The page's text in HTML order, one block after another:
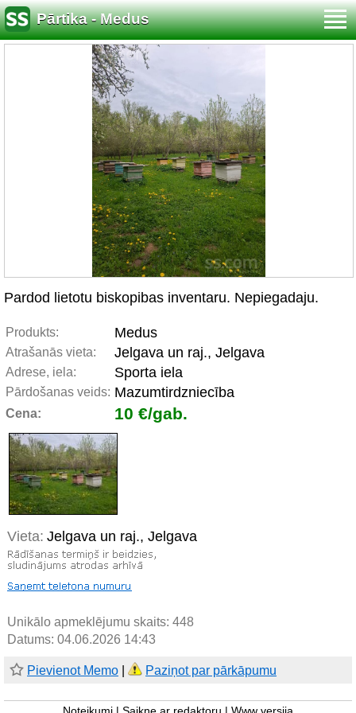
Pārtika - Medus
Pardod lietotu biskopibas inventaru. Nepiegadaju.
Produkts: Medus
Atrašanās vieta: Jelgava un raj., Jelgava
Adrese, iela: Sporta iela
Pārdošanas veids: Mazumtirdzniecība
Cena: 10 €/gab.
Vieta: Jelgava un raj., Jelgava
Unikālo apmeklējumu skaits: 448
Datums: 04.06.2026 14:43
Pievienot Memo Paziņot par pārkāpumu